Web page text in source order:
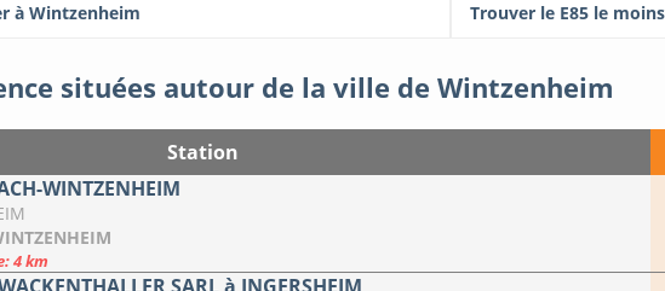
à Wintzenheim Trouver le E85 le
situées autour de la ville de Wintzenheim
Station
WINTZENHEIM
4 km